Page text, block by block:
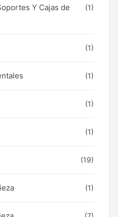
Y Cajas de
(1)
(1)
(1)
(1)
(1)
(19)
(1)